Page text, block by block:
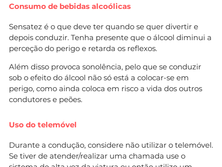
Consumo de bebidas alcoólicas
Sensatez é o que deve ter quando se quer divertir e
depois conduzir. Tenha presente que o álcool diminui a
perceção do perigo e retarda os reflexos.
Além disso provoca sonolência, pelo que se conduzir
sob o efeito do álcool não só está a colocar-se em
perigo, como ainda coloca em risco a vida dos outros
condutores e peões.
Uso do telemóvel
Durante a condução, considere não utilizar o telemóvel.
Se tiver de atender/realizar uma chamada use o